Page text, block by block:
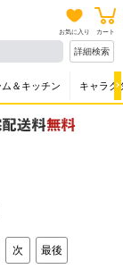
お気に入り カート
詳細検索
ム＆キッチン キャラク
次 最後